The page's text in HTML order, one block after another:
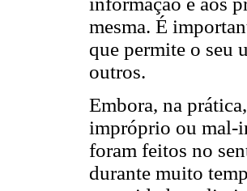
mesma. É
que permite o seu
outros.
Embora, na
impróprio ou mal-
foram feitos no
durante muito